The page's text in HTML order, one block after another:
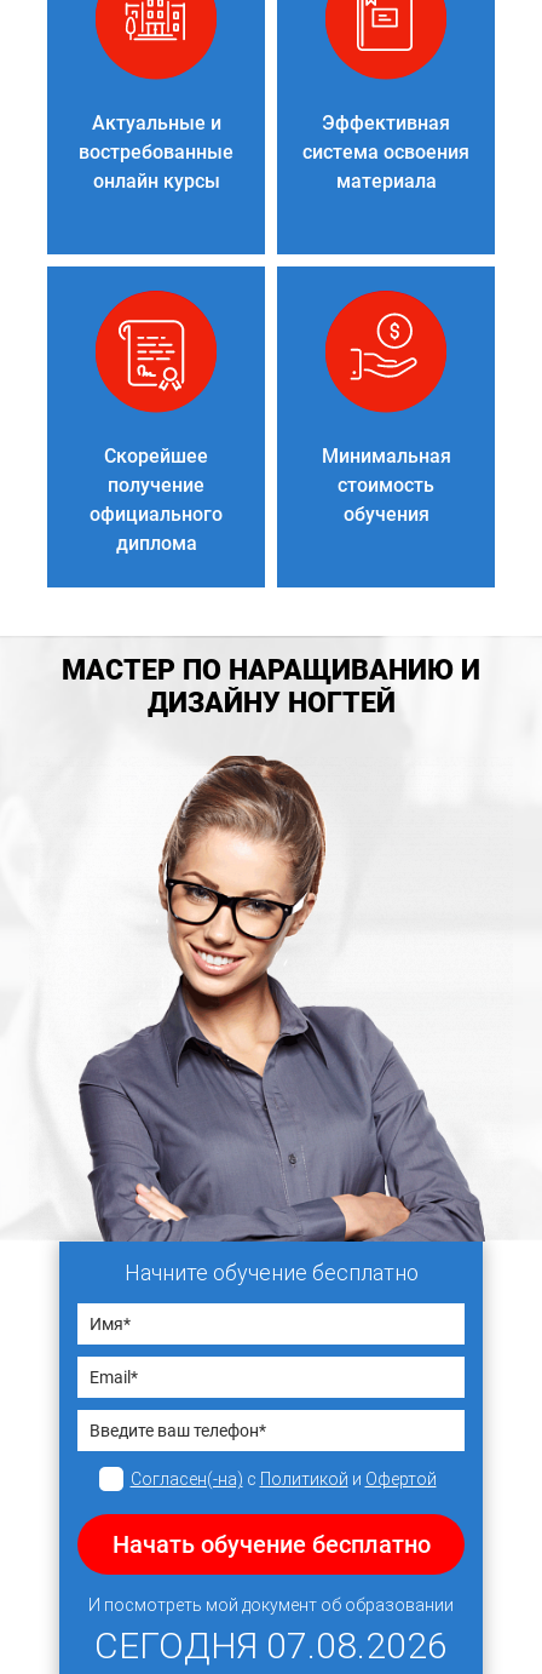
Актуальные и
востребованные
онлайн курсы
Эффективная
система освоения
материала
Скорейшее
получение
официального
диплома
Минимальная
стоимость
обучения
МАСТЕР ПО НАРАЩИВАНИЮ И
ДИЗАЙНУ НОГТЕЙ
Начните обучение бесплатно
Согласен(-на) с Политикой и Офертой
Начать обучение бесплатно
И посмотреть мой документ об образовании
СЕГОДНЯ 07.08.2026